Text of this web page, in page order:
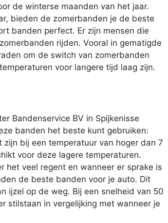
de winterse maanden van het jaar.
bieden de zomerbanden je de beste
banden perfect. Er zijn mensen die
rijden. Vooral in gematigde
om de switch van zomerbanden
voor langere tijd laag zijn.
Bandenservice BV in Spijkenisse
banden het beste kunt gebruiken:
bij een temperatuur van hoger dan 7
voor deze lagere temperaturen.
het veel regent en wanneer er sprake is
de beste banden voor je auto. Dit
ijzel op de weg. Bij een snelheid van 50
stilstaan in vergelijking met wanneer je